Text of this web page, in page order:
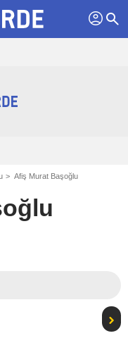
profil search
Afiş Murat Başoğlu